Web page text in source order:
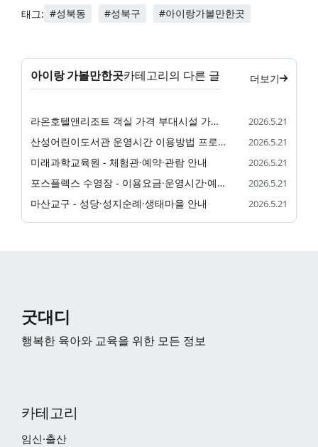
태그: #성북동 #성북구 #아이랑가볼만한곳
아이랑 가볼만한곳카테고리의 다른 글 더보기
라온호텔앤리조트 객실 가격 부대시설 가족 숙소 정리 2026.5.21
산성어린이도서관 운영시간 이용방법 프로그램 정리 2026.5.21
미래과학교육원 - 체험관·예약·관람 안내 2026.5.21
포스플렉스 수영장 - 이용요금·운영시간·예약 안내 2026.5.21
마산교구 - 성당·성지순례·생태마을 안내 2026.5.21
굿대디
행복한 육아와 교육을 위한 모든 정보
카테고리
임신·출산